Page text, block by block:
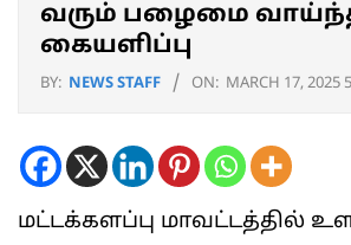
வரும் பழைமை
கையளிப்பு
BY: NEWS STAFF ON: MARCH 17, 2025
மட்டக்களப்பு மாவட்டத்தில்